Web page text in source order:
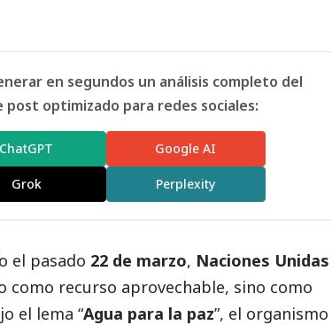
en segundos un análisis completo del
optimizado para redes sociales:
ChatGPT Google AI
Grok Perplexity
el pasado 22 de marzo, Naciones Unidas
como recurso aprovechable, sino como
el lema “Agua para la paz”, el organismo